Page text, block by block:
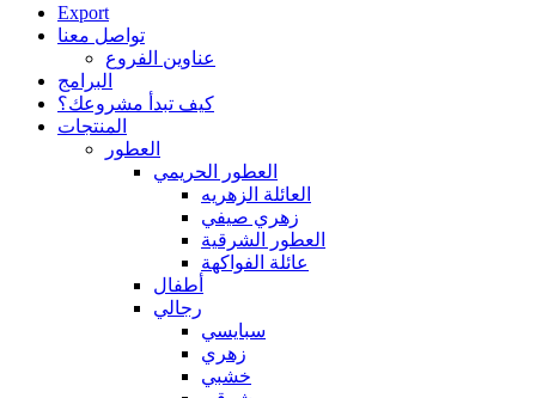
Export
تواصل معنا
عناوين الفروع
البرامج
كيف تبدأ مشروعك؟
المنتجات
العطور
العطور الحريمي
العائلة الزهريه
زهري صيفي
العطور الشرقية
عائلة الفواكهة
أطفال
رجالي
سبايسي
زهري
خشبي